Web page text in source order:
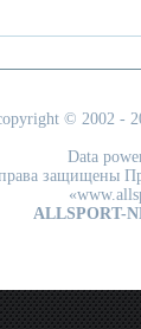
© 2002 -
Data
защищены
ALLSPORT-